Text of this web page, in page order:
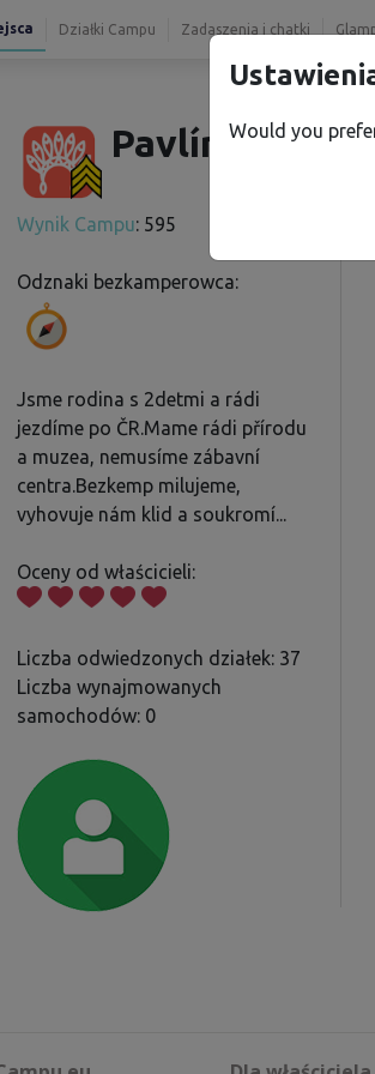
Działki Campu Zadaszenia i chatki
Pavlína R.
Wynik Campu: 595
Odznaki bezkamperowca:
Jsme rodina s 2detmi a rádi
jezdíme po ČR.Mame rádi přírodu
a muzea, nemusíme zábavní
centra.Bezkemp milujeme,
vyhovuje nám klid a soukromí...
Oceny od właścicieli:
Liczba odwiedzonych działek: 37
Liczba wynajmowanych
samochodów: 0
Would you